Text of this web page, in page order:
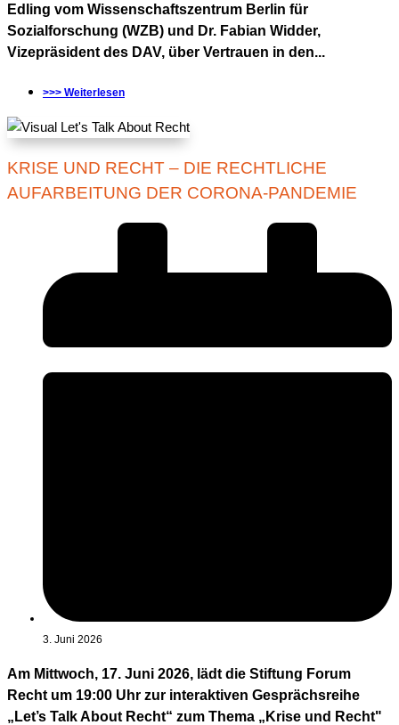
Edling vom Wissenschaftszentrum Berlin für
Sozialforschung (WZB) und Dr. Fabian Widder,
Vizepräsident des DAV, über Vertrauen in den...
>>> Weiterlesen
KRISE UND RECHT – DIE RECHTLICHE
AUFARBEITUNG DER CORONA-PANDEMIE
3. Juni 2026
Am Mittwoch, 17. Juni 2026, lädt die Stiftung Forum
Recht um 19:00 Uhr zur interaktiven Gesprächsreihe
„Let’s Talk About Recht“ zum Thema „Krise und Recht"